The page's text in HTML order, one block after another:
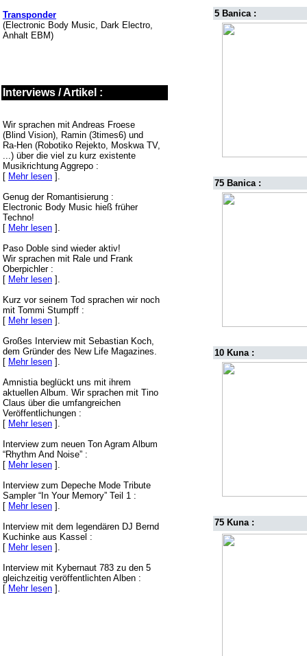
Transponder
(Electronic Body Music, Dark Electro,
Anhalt EBM)
Interviews / Artikel :
Wir sprachen mit Andreas Froese
(Blind Vision), Ramin (3times6) und
Ra-Hen (Robotiko Rejekto, Moskwa TV,
...) über die viel zu kurz existente
Musikrichtung Aggrepo :
[ Mehr lesen ].
Genug der Romantisierung :
Electronic Body Music hieß früher
Techno!
[ Mehr lesen ].
Paso Doble sind wieder aktiv!
Wir sprachen mit Rale und Frank
Oberpichler :
[ Mehr lesen ].
Kurz vor seinem Tod sprachen wir noch
mit Tommi Stumpff :
[ Mehr lesen ].
Großes Interview mit Sebastian Koch,
dem Gründer des New Life Magazines.
[ Mehr lesen ].
Amnistia beglückt uns mit ihrem
aktuellen Album. Wir sprachen mit Tino
Claus über die umfangreichen
Veröffentlichungen :
[ Mehr lesen ].
Interview zum neuen Ton Agram Album
“Rhythm And Noise” :
[ Mehr lesen ].
Interview zum Depeche Mode Tribute
Sampler “In Your Memory” Teil 1 :
[ Mehr lesen ].
Interview mit dem legendären DJ Bernd
Kuchinke aus Kassel :
[ Mehr lesen ].
Interview mit Kybernaut 783 zu den 5
gleichzeitig veröffentlichten Alben :
[ Mehr lesen ].
5 Banica :
75 Banica :
10 Kuna :
75 Kuna :